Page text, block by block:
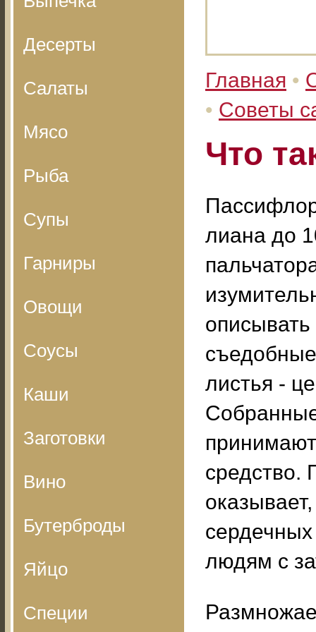
Десерты
Салаты
Мясо
Рыба
Супы
Гарниры
Овощи
Соусы
Каши
Заготовки
Вино
Бутерброды
Яйцо
Специи
Главная •
• Советы
Что
лиана до
листья -
средство.
людям с